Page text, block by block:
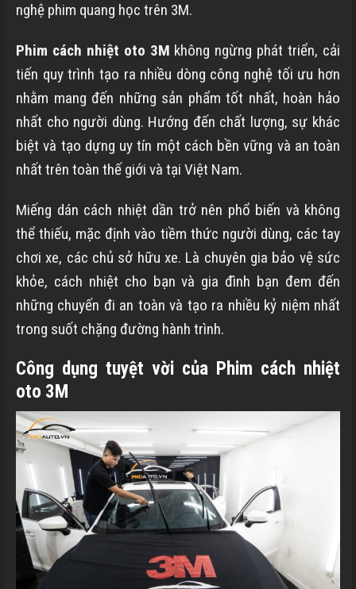
nghệ phim quang học trên 3M.
Phim cách nhiệt oto 3M không ngừng phát triển, cải
tiến quy trình tạo ra nhiều dòng công nghệ tối ưu hơn
nhằm mang đến những sản phẩm tốt nhất, hoàn hảo
nhất cho người dùng. Hướng đến chất lượng, sự khác
biệt và tạo dựng uy tín một cách bền vững và an toàn
nhất trên toàn thế giới và tại Việt Nam.
Miếng dán cách nhiệt dần trở nên phổ biến và không
thể thiếu, mặc định vào tiềm thức người dùng, các tay
chơi xe, các chủ sở hữu xe. Là chuyên gia bảo vệ sức
khỏe, cách nhiệt cho bạn và gia đình bạn đem đến
những chuyến đi an toàn và tạo ra nhiều kỷ niệm nhất
trong suốt chặng đường hành trình.
Công dụng tuyệt vời của Phim cách nhiệt
oto 3M